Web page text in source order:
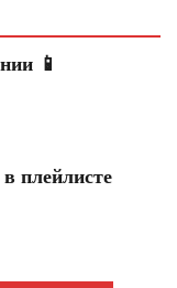
📱
плейлисте